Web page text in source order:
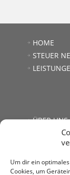
Um dir ein
Cookies, um
HOME
STEUER
ÜBER UNS
KONTAKT